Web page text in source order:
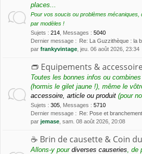
places...
Pour vos soucis ou problèmes mécaniques,
par modèles !
Sujets : 214 Messages : 5040
Dernier message : Re: La Guzzithèque : la
par frankyvintage , jeu. 06 août 2026, 23:34
👝 Equipements &
Toutes les bonnes infos ou
(hormis le gilet jaune !), même le
accessoire, article ou produit (pour
Sujets : 305 Messages : 5710
Dernier message : Re: Pose et
par jemase , sam. 08 août 2026, 20:08
☕️ Brin de causette & Coin
Allons-y pour diverses causeries ,